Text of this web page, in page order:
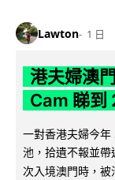
Lawton 1 日
港夫婦澳
Cam 睇到
一對香港夫婦今
池，拾遺不報並
次入境澳門時，被